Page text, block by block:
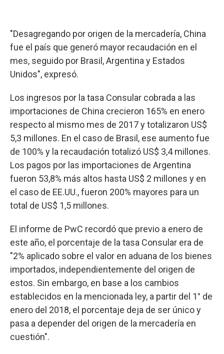
"Desagregando por origen de la mercadería, China
fue el país que generó mayor recaudación en el
mes, seguido por Brasil, Argentina y Estados
Unidos", expresó.
Los ingresos por la tasa Consular cobrada a las
importaciones de China crecieron 165% en enero
respecto al mismo mes de 2017 y totalizaron US$
5,3 millones. En el caso de Brasil, ese aumento fue
de 100% y la recaudación totalizó US$ 3,4 millones.
Los pagos por las importaciones de Argentina
fueron 53,8% más altos hasta US$ 2 millones y en
el caso de EE.UU., fueron 200% mayores para un
total de US$ 1,5 millones.
El informe de PwC recordó que previo a enero de
este año, el porcentaje de la tasa Consular era de
"2% aplicado sobre el valor en aduana de los bienes
importados, independientemente del origen de
estos. Sin embargo, en base a los cambios
establecidos en la mencionada ley, a partir del 1° de
enero del 2018, el porcentaje deja de ser único y
pasa a depender del origen de la mercadería en
cuestión".